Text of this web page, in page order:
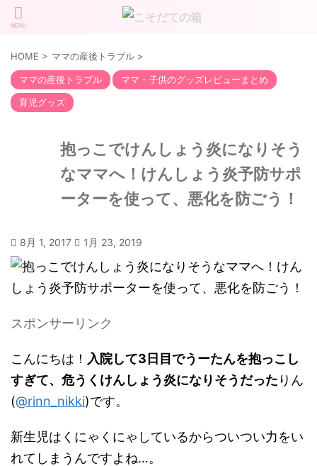
HOME > ママの産後トラブル >
ママの産後トラブル
ママ・子供のグッズレビューまとめ
育児グッズ
抱っこでけんしょう炎になりそう
なママへ！けんしょう炎予防サポ
ーターを使って、悪化を防ごう！
8月 1, 2017 1月 23, 2019
スポンサーリンク
こんにちは！ 入院して3日目でうーたんを抱っこし
すぎて、危うくけんしょう炎になりそうだった りん
(@rinn_nikki)です。
新生児はくにゃくにゃしているからついつい力をい
れてしまうんですよね…。